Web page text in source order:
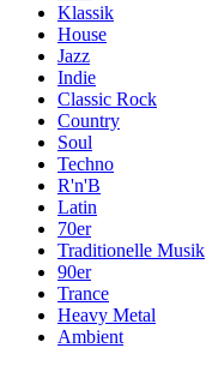
Klassik
House
Jazz
Indie
Classic Rock
Country
Soul
Techno
R'n'B
Latin
70er
Traditionelle Musik
90er
Trance
Heavy Metal
Ambient